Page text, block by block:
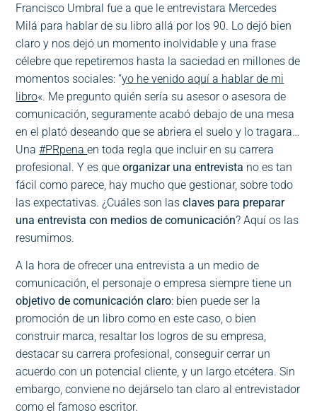
Francisco Umbral fue a que le entrevistara Mercedes
Milá para hablar de su libro allá por los 90. Lo dejó bien
claro y nos dejó un momento inolvidable y una frase
célebre que repetiremos hasta la saciedad en millones de
momentos sociales: “yo he venido aquí a hablar de mi
libro«. Me pregunto quién sería su asesor o asesora de
comunicación, seguramente acabó debajo de una mesa
en el plató deseando que se abriera el suelo y lo tragara…
Una#PRpenaen toda regla que incluir en su carrera
profesional. Y es queorganizar una entrevista no es tan
fácil como parece, hay mucho que gestionar, sobre todo
las expectativas. ¿Cuáles son lasclaves para preparar
una entrevista con medios de comunicación? Aquí os las
resumimos.
A la hora de ofrecer una entrevista a un medio de
comunicación, el personaje o empresa siempre tiene un
objetivo de comunicación claro: bien puede ser la
promoción de un libro como en este caso, o bien
construir marca, resaltar los logros de su empresa,
destacar su carrera profesional, conseguir cerrar un
acuerdo con un potencial cliente, y un largo etcétera. Sin
embargo, conviene no dejárselo tan claro al entrevistador
como el famoso escritor.